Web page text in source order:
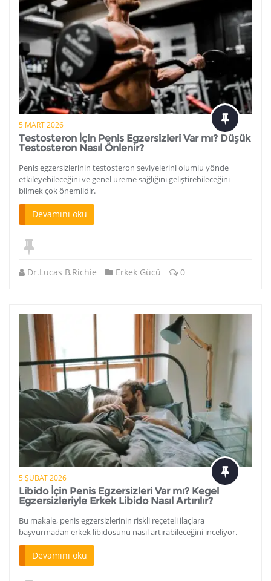
5 MART 2026
Testosteron İçin Penis Egzersizleri Var mı? Düşük
Testosteron Nasıl Önlenir?
Penis egzersizlerinin testosteron seviyelerini olumlu yönde
etkileyebileceğini ve genel üreme sağlığını geliştirebileceğini
bilmek çok önemlidir.
Devamını oku
Dr.Lucas B.Richie Erkek Gücü 0
5 ŞUBAT 2026
Libido İçin Penis Egzersizleri Var mı? Kegel
Egzersizleriyle Erkek Libido Nasıl Artırılır?
Bu makale, penis egzersizlerinin riskli reçeteli ilaçlara
başvurmadan erkek libidosunu nasıl artırabileceğini inceliyor.
Devamını oku